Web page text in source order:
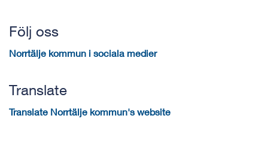
Följ oss
Norrtälje kommun i sociala medier
Translate
Translate Norrtälje kommun's website